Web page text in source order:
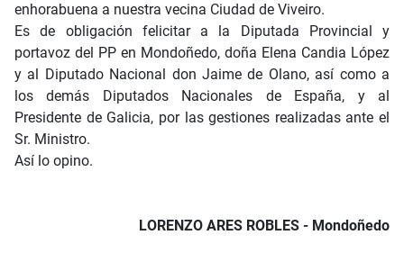
enhorabuena a nuestra vecina Ciudad de Viveiro.
Es de obligación felicitar a la Diputada Provincial y
portavoz del PP en Mondoñedo, doña Elena Candia López
y al Diputado Nacional don Jaime de Olano, así como a
los demás Diputados Nacionales de España, y al
Presidente de Galicia, por las gestiones realizadas ante el
Sr. Ministro.
Así lo opino.
LORENZO ARES ROBLES - Mondoñedo